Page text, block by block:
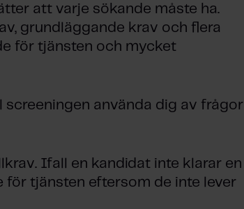
att varje sökande måste ha.
grundläggande krav och flera
för tjänsten och mycket
använda dig av frågor
Ifall en kandidat inte klarar en
tjänsten eftersom de inte lever